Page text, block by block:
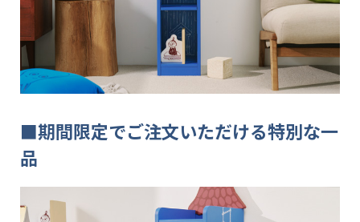
■期間限定でご注文いただける特別な一
品